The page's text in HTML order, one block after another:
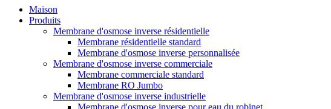
Maison
Produits
Membrane d'osmose inverse résidentielle
Membrane résidentielle standard
Membrane d'osmose inverse personnalisée
Membrane d'osmose inverse commerciale
Membrane commerciale standard
Membrane RO Jumbo
Membrane d'osmose inverse industrielle
Membrane d'osmose inverse pour eau du robinet